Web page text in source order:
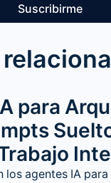
Suscribirme
para
los agentes IA